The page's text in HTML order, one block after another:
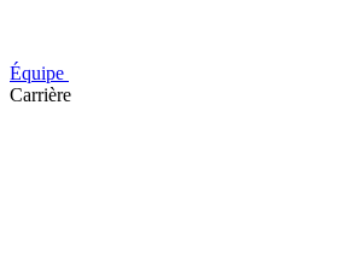
Équipe
Carrière